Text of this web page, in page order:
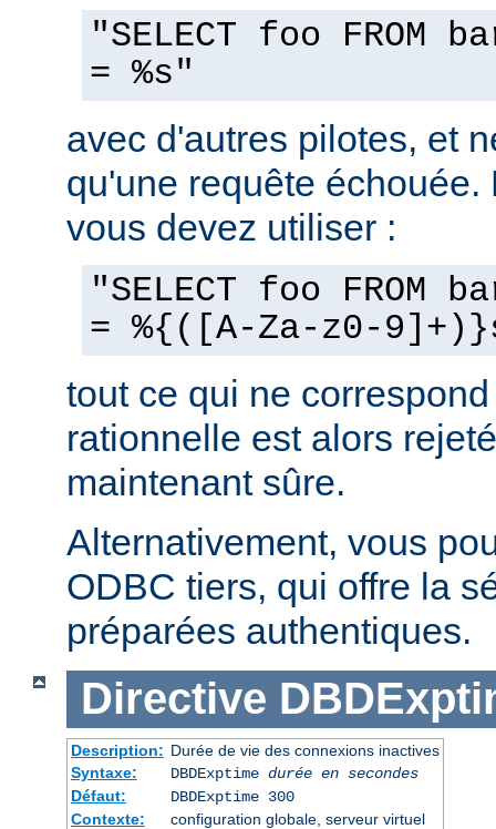
"SELECT foo FROM
= %s"
avec d'autres pilotes, et
qu'une requête
vous devez utiliser :
"SELECT foo FROM
= %{([A-Za-z0-
tout ce qui ne
rationnelle est alors
maintenant sûre.
Alternativement, vous
ODBC tiers, qui offre la
préparées authentiques.
Directive
Description: Durée de vie des connexions inactives
Syntaxe:
DBDExptime durée en secondes
Défaut:
DBDExptime 300
Contexte:
configuration globale, serveur virtuel